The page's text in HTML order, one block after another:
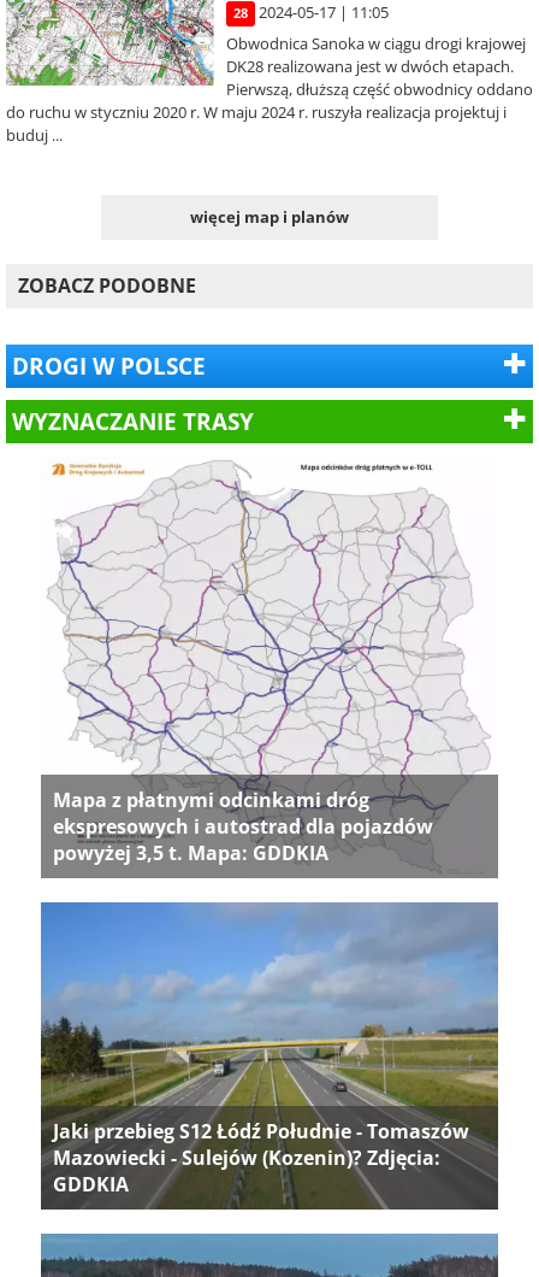
28
2024-05-17 | 11:05
Obwodnica Sanoka w ciągu drogi krajowej
DK28 realizowana jest w dwóch etapach.
Pierwszą, dłuższą część obwodnicy oddano
do ruchu w styczniu 2020 r. W maju 2024 r. ruszyła realizacja projektuj i
buduj ...
więcej map i planów
ZOBACZ PODOBNE
DROGI W POLSCE
WYZNACZANIE TRASY
Mapa z płatnymi odcinkami dróg
ekspresowych i autostrad dla pojazdów
powyżej 3,5 t. Mapa: GDDKIA
Jaki przebieg S12 Łódź Południe - Tomaszów
Mazowiecki - Sulejów (Kozenin)? Zdjęcia:
GDDKIA